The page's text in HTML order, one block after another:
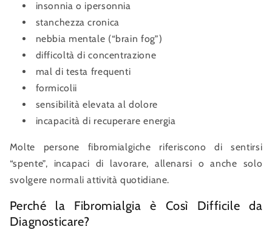
insonnia o ipersonnia
stanchezza cronica
nebbia mentale (“brain fog”)
difficoltà di concentrazione
mal di testa frequenti
formicolii
sensibilità elevata al dolore
incapacità di recuperare energia
Molte persone fibromialgiche riferiscono di sentirsi
“spente”, incapaci di lavorare, allenarsi o anche solo
svolgere normali attività quotidiane.
Perché la Fibromialgia è Così Difficile da
Diagnosticare?